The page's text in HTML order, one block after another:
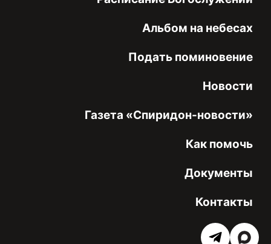
Альбом на небесах
Подать поминовение
Новости
Газета «Спиридон-новости»
Как помочь
Документы
Контакты